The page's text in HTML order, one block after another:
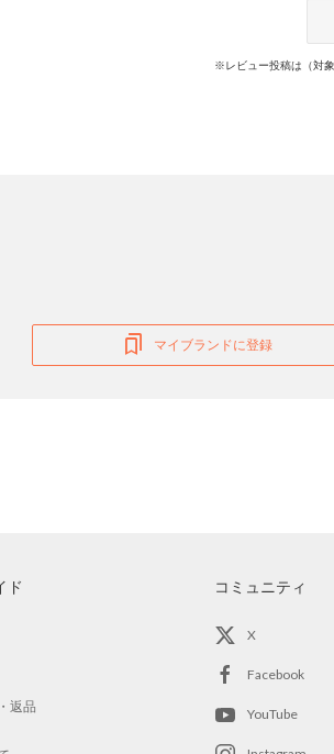
※レビュー投稿は（対
マイブランドに登録
ド
返品
コミュニティ
X
Facebook
YouTube